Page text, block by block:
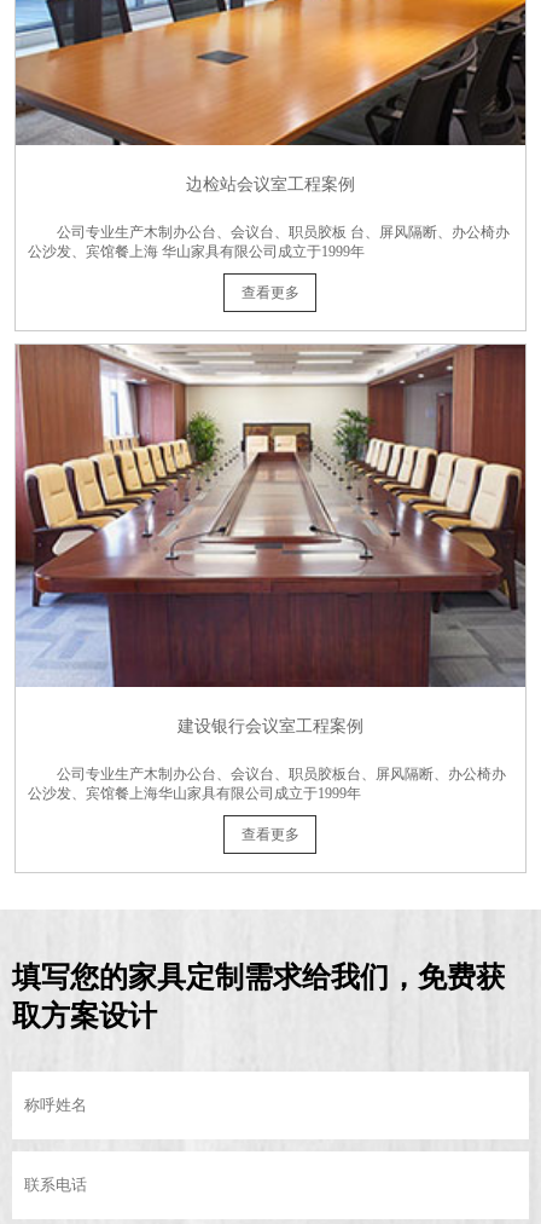
边检站会议室工程案例
公司专业生产木制办公台、会议台、职员胶板 台、屏风隔断、办公椅办
公沙发、宾馆餐上海 华山家具有限公司成立于1999年
查看更多
建设银行会议室工程案例
公司专业生产木制办公台、会议台、职员胶板台、屏风隔断、办公椅办
公沙发、宾馆餐上海华山家具有限公司成立于1999年
查看更多
填写您的家具定制需求给我们，免费获
取方案设计